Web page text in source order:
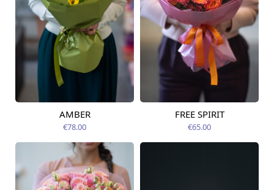
Pieejama no
AMBER
€78.00
Pieejams šodien
FREE SPIRIT
€65.00